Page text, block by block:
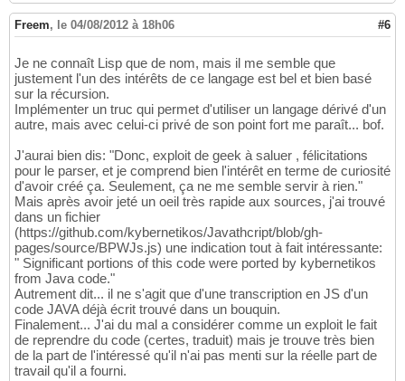
Freem, le 04/08/2012 à 18h06 #6
Je ne connaît Lisp que de nom, mais il me semble que
justement l'un des intérêts de ce langage est bel et bien basé
sur la récursion.
Implémenter un truc qui permet d'utiliser un langage dérivé d'un
autre, mais avec celui-ci privé de son point fort me paraît... bof.
J'aurai bien dis: "Donc, exploit de geek à saluer , félicitations
pour le parser, et je comprend bien l'intérêt en terme de curiosité
d'avoir créé ça. Seulement, ça ne me semble servir à rien."
Mais après avoir jeté un oeil très rapide aux sources, j'ai trouvé
dans un fichier
(https://github.com/kybernetikos/Javathcript/blob/gh-
pages/source/BPWJs.js) une indication tout à fait intéressante:
" Significant portions of this code were ported by kybernetikos
from Java code."
Autrement dit... il ne s'agit que d'une transcription en JS d'un
code JAVA déjà écrit trouvé dans un bouquin.
Finalement... J'ai du mal a considérer comme un exploit le fait
de reprendre du code (certes, traduit) mais je trouve très bien
de la part de l'intéressé qu'il n'ai pas menti sur la réelle part de
travail qu'il a fourni.